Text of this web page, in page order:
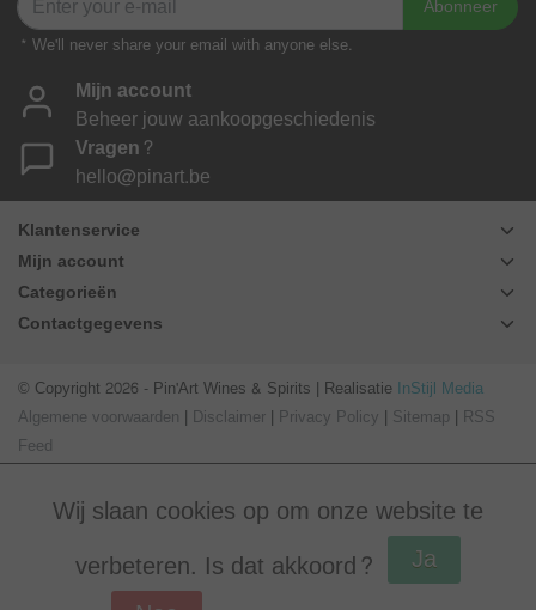
* We'll never share your email with anyone else.
Mijn account
Beheer jouw aankoopgeschiedenis
Vragen?
hello@pinart.be
Klantenservice
Mijn account
Categorieën
Contactgegevens
© Copyright 2026 - Pin'Art Wines & Spirits | Realisatie InStijl Media
Algemene voorwaarden | Disclaimer | Privacy Policy | Sitemap | RSS
Feed
Wij slaan cookies op om onze website te
verbeteren. Is dat akkoord?
Ja